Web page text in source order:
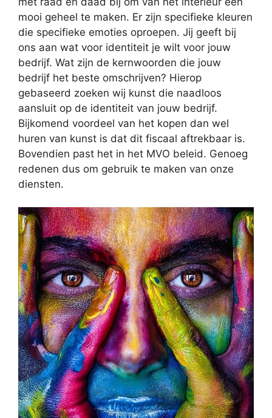
mooi geheel te maken. Er zijn specifieke kleuren
die specifieke emoties oproepen. Jij geeft bij
ons aan wat voor identiteit je wilt voor jouw
bedrijf. Wat zijn de kernwoorden die jouw
bedrijf het beste omschrijven? Hierop
gebaseerd zoeken wij kunst die naadloos
aansluit op de identiteit van jouw bedrijf.
Bijkomend voordeel van het kopen dan wel
huren van kunst is dat dit fiscaal aftrekbaar is.
Bovendien past het in het MVO beleid. Genoeg
redenen dus om gebruik te maken van onze
diensten.